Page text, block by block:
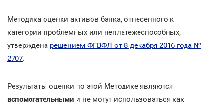
Методика оценки активов банка, отнесенного к
категории проблемных или неплатежеспособных,
утверждена решением ФГВФЛ от 8 декабря 2016 года №
2707.
Результаты оценки по этой Методике являются
вспомогательными и не могут использоваться как